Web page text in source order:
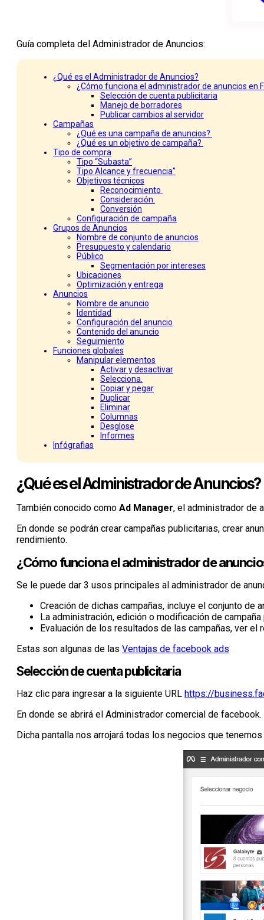
Guía completa del Administrador de Anuncios:
¿Qué es el Administrador de Anuncios?
¿Cómo funciona el administrador de anuncios en
Selección de cuenta publicitaria
Manejo de borradores
Publicar cambios al servidor
Campañas
¿Qué es una campaña de anuncios?
¿Qué es un objetivo de campaña?
Tipo de compra
Tipo “Subasta”
Tipo Alcance y frecuencia”
Objetivos técnicos
Reconocimiento
Consideración.
Conversión
Configuración de campaña
Grupos de Anuncios
Nombre de conjunto de anuncios
Presupuesto y calendario
Público
Segmentación por intereses
Ubicaciones
Optimización y entrega
Anuncios
Nombre de anuncio
Identidad
Configuración del anuncio
Contenido del anuncio
Seguimiento
Funciones globales
Manipular elementos
Activar y desactivar
Selecciona.
Copiar y pegar
Duplicar
Eliminar
Columnas
Desglose
Informes
Infógrafias
¿Qué es el Administrador de Anuncios?
También conocido como Ad Manager, el administrador de
En donde se podrán crear campañas publicitarias, crear
rendimiento.
¿Cómo funciona el administrador de
Se le puede dar 3 usos principales al administrador de
Creación de dichas campañas, incluye el conjunto de
La administración, edición o modificación de
Evaluación de los resultados de las campañas, ver
Estas son algunas de las Ventajas de facebook ads
Selección de cuenta publicitaria
Haz clic para ingresar a la siguiente URL https://
En donde se abrirá el Administrador comercial de facebook.
Dicha pantalla nos arrojará todas los negocios que